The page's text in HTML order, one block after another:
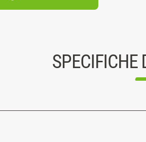
SPECIFICHE